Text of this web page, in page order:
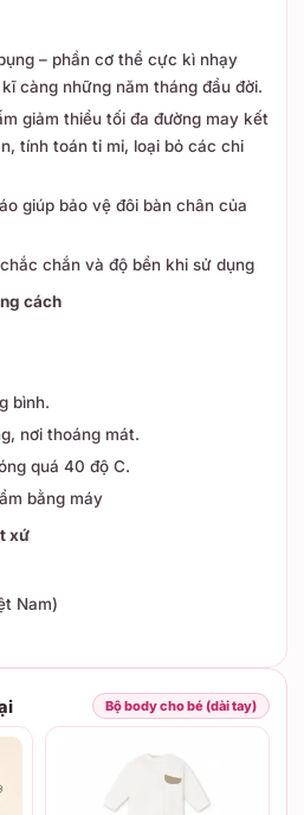
– phần cơ thể cực kì nhạy
càng những năm tháng đầu đời.
giảm thiểu tối đa đường may kết
tính toán tỉ mỉ, loại bỏ các chi
giúp bảo vệ đôi bàn chân của
chắn và độ bền khi sử dụng
cách
bình.
nơi thoáng mát.
quá 40 độ C.
bằng máy
xứ
Nam)
Bộ body cho bé (dài tay)